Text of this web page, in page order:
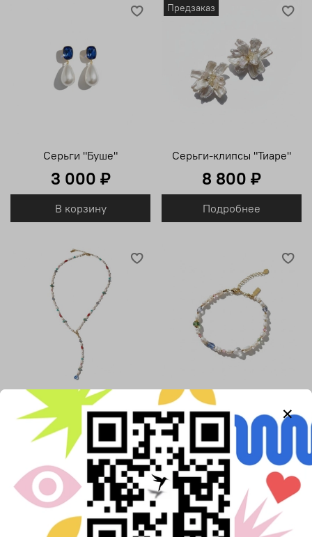
Серьги "Буше"
3 000 ₽
В корзину
Предзаказ
Серьги-клипсы "Тиаре"
8 800 ₽
Подробнее
Колье «Порт Онфлёр»
8 500 ₽
В корзину
Браслет «Порт Онфлёр»
3 700 ₽
В корзину